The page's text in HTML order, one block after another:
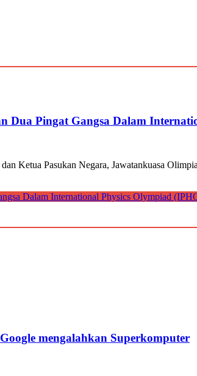
Dua Pingat Gangsa Dalam
Ketua Pasukan Negara, Jawatankuasa
Dalam International Physics Olympiad
mengalahkan Superkomputer